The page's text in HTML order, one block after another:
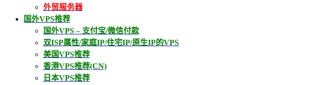
外贸服务器
国外VPS推荐
国外VPS – 支付宝/微信付款
双ISP属性/家庭IP/住宅IP/原生IP的VPS
美国VPS推荐
香港VPS推荐(CN)
日本VPS推荐